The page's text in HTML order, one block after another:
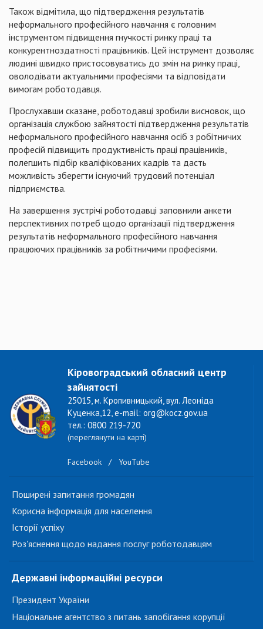
Також відмітила, що підтвердження результатів
неформального професійного навчання є головним
інструментом підвищення гнучкості ринку праці та
конкурентноздатності працівників. Цей інструмент дозволяє
людині швидко пристосовуватись до змін на ринку праці,
оволодівати актуальними професіями та відповідати
вимогам роботодавця.
Прослухавши сказане, роботодавці зробили висновок, що
організація службою зайнятості підтвердження результатів
неформального професійного навчання осіб з робітничих
професій підвищить продуктивність праці працівників,
полегшить підбір кваліфікованих кадрів та дасть
можливість зберегти існуючий трудовий потенціал
підприємства.
На завершення зустрічі роботодавці заповнили анкети
перспективних потреб щодо організації підтвердження
результатів неформального професійного навчання
працюючих працівників за робітничими професіями.
Кіровоградський обласний центр
зайнятості
25015, м. Кропивницький, вул. Леоніда
Куценка,12, e-mail: org@kocz.gov.ua
тел.: 0800 219-720
(переглянути на карті)
Facebook / YouTube
Поширені запитання громадян
Корисна інформація для населення
Історії успіху
Роз'яснення щодо надання послуг роботодавцям
Державні інформаційні ресурси
Президент України
Національне агентство з питань запобігання корупції